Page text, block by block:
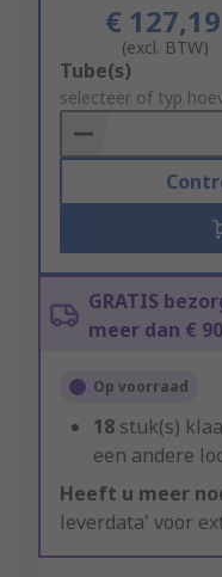
€ 127,19
(excl. BTW)
Add
to
Basket
Tube(s)
selecteer of typ
GRATIS
meer dan €
Op voorraad
18 stuk(s)
een andere
Heeft u meer
leverdata' voor